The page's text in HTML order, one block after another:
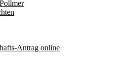
Antrag online